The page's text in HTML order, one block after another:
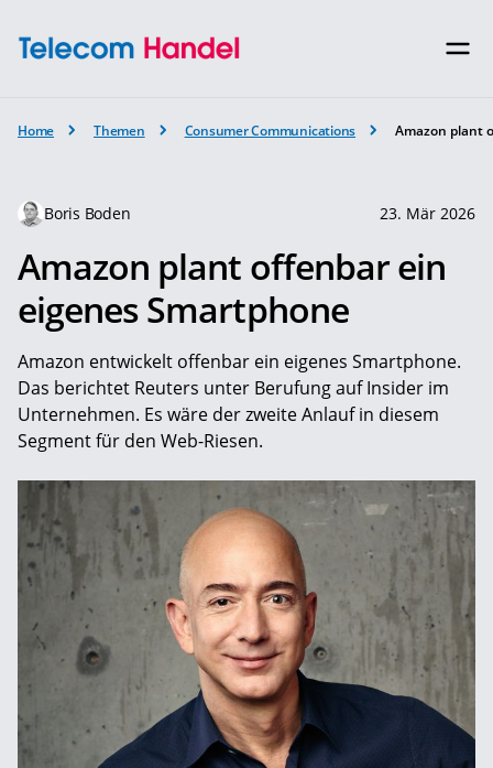
Home Themen Consumer Communications Amazon plant
Boris Boden 23. Mär 2026
Amazon plant offenbar ein
eigenes Smartphone
Amazon entwickelt offenbar ein eigenes Smartphone.
Das berichtet Reuters unter Berufung auf Insider im
Unternehmen. Es wäre der zweite Anlauf in diesem
Segment für den Web-Riesen.